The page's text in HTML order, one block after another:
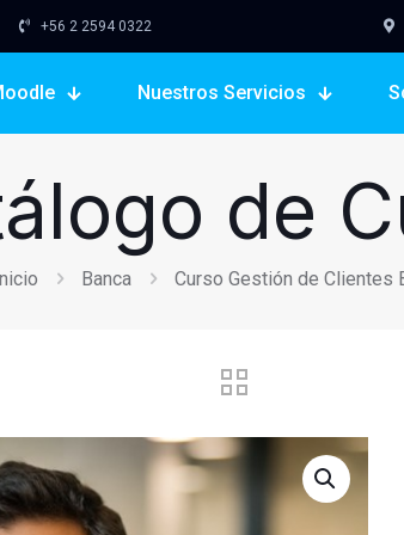
+56 2 2594 0322
Nuestros Servicios
de
Banca Curso Gestión de Clientes